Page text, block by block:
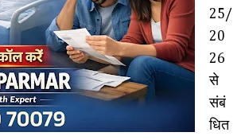
25/
20
26
से
संबं
धित